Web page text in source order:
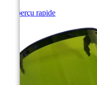
Aperçu rapide